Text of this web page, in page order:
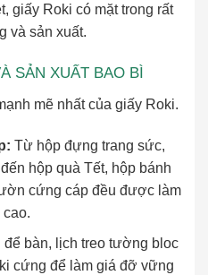
giấy Roki có mặt trong rất
và sản xuất.
SẢN XUẤT BAO BÌ
mẽ nhất của giấy Roki.
Từ hộp đựng trang sức,
hộp quà Tết, hộp bánh
cứng cáp đều được làm
để bàn, lịch treo tường bloc
cứng để làm giá đỡ vững